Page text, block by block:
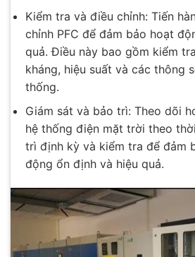
Kiểm tra và điều chỉnh: Tiến
chỉnh PFC để đảm bảo hoạt
quả. Điều này bao gồm kiểm
kháng, hiệu suất và các thông
thống.
Giám sát và bảo trì: Theo dõi
hệ thống điện mặt trời theo
trì định kỳ và kiểm tra để đảm
động ổn định và hiệu quả.